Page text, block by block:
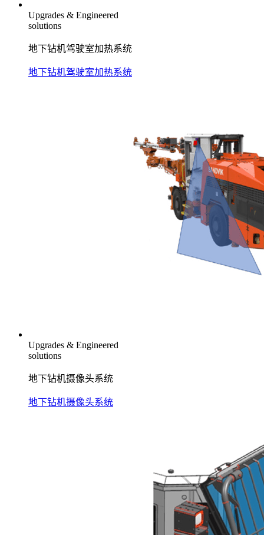
Upgrades & Engineered
solutions
地下钻机驾驶室加热系统
地下钻机驾驶室加热系统
Upgrades & Engineered
solutions
地下钻机摄像头系统
地下钻机摄像头系统